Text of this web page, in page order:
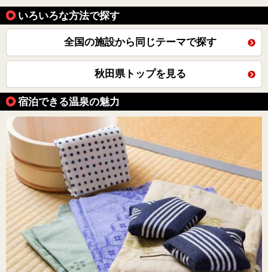
いろいろな方法で探す
全国の施設から同じテーマで探す
秋田県トップを見る
宿泊できる温泉の魅力